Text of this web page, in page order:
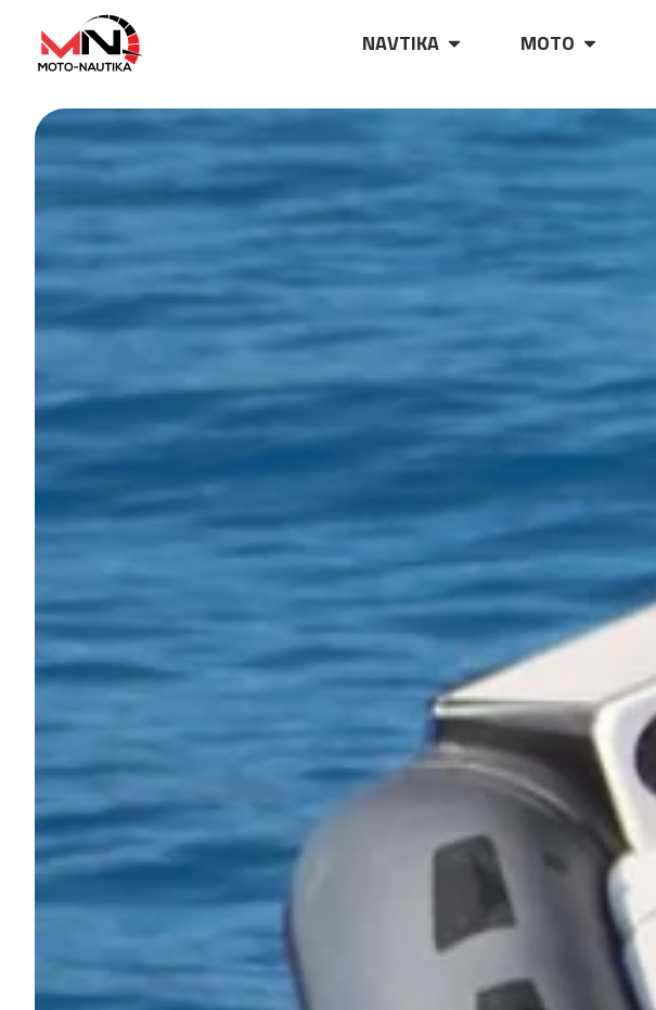
NAVTIKA MOTO